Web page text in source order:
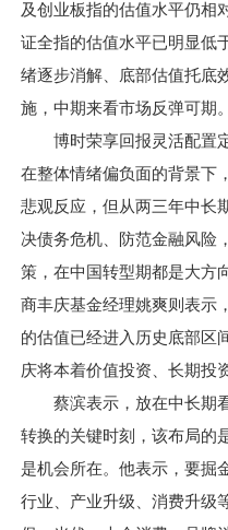
及创业板指的估值水平仍相
证全指的估值水平已明显低
绪逐步消解、底部估值托底
施，中期来看市场反弹可期。
博时荣享回报灵活配置定
在整体情绪偏负面的背景下
悲观反应，但从两三年中长
决债务危机、防范金融风险
策，在中国转型期都是大方
商丰庆基金经理姚爽则表示
的估值已经进入历史底部区
庆将本着价值投资、长期投
蔡滨表示，放在中长期看
转换的关键时刻，该布局的
是机会所在。他表示，要掘
行业、产业升级、消费升级